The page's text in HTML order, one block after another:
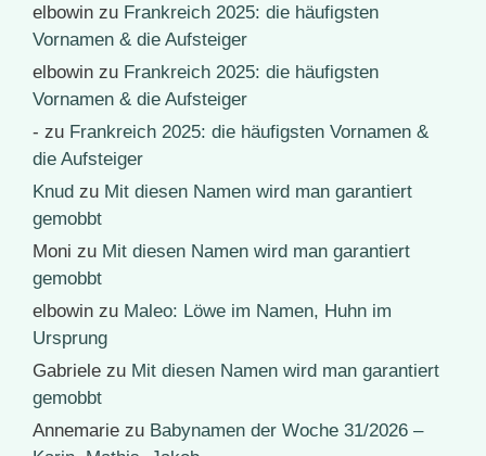
elbowin zu Frankreich 2025: die häufigsten
Vornamen & die Aufsteiger
elbowin zu Frankreich 2025: die häufigsten
Vornamen & die Aufsteiger
- zu Frankreich 2025: die häufigsten Vornamen &
die Aufsteiger
Knud zu Mit diesen Namen wird man garantiert
gemobbt
Moni zu Mit diesen Namen wird man garantiert
gemobbt
elbowin zu Maleo: Löwe im Namen, Huhn im
Ursprung
Gabriele zu Mit diesen Namen wird man garantiert
gemobbt
Annemarie zu Babynamen der Woche 31/2026 –